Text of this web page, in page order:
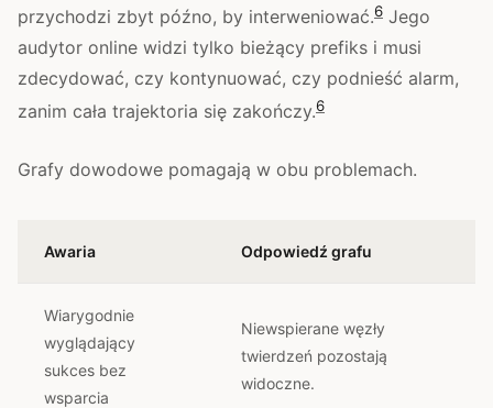
przychodzi zbyt późno, by interweniować.6 Jego
audytor online widzi tylko bieżący prefiks i musi
zdecydować, czy kontynuować, czy podnieść alarm,
zanim cała trajektoria się zakończy.6
Grafy dowodowe pomagają w obu problemach.
Awaria Odpowiedź grafu
Wiarygodnie
wyglądający
sukces bez
wsparcia
Niewspierane węzły
twierdzeń pozostają
widoczne.